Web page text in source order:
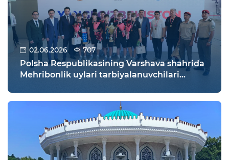
02.06.2026 707
Polsha Respublikasining Varshava shahrida
Mehribonlik uylari tarbiyalanuvchilari